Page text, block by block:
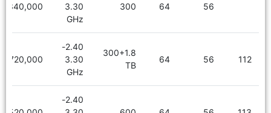
56
64
300
3.30
GHz
5,340,000
112
56
64
300+1.8
TB
2.40-
3.30
GHz
6,720,000
2.40-